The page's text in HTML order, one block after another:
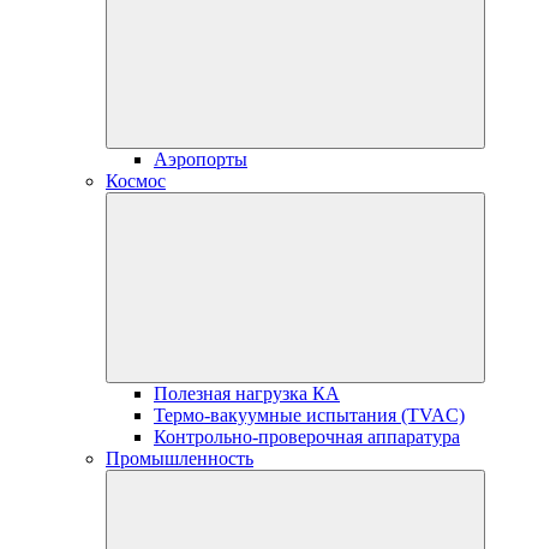
Аэропорты
Космос
Полезная нагрузка КА
Термо-вакуумные испытания (TVAC)
Контрольно-проверочная аппаратура
Промышленность